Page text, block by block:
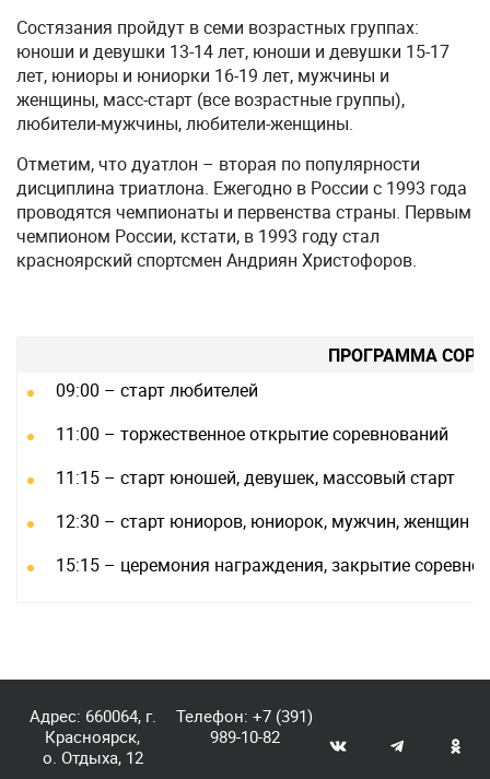
Состязания пройдут в семи возрастных группах:
юноши и девушки 13-14 лет, юноши и девушки 15-17
лет, юниоры и юниорки 16-19 лет, мужчины и
женщины, масс-старт (все возрастные группы),
любители-мужчины, любители-женщины.
Отметим, что дуатлон – вторая по популярности
дисциплина триатлона. Ежегодно в России с 1993 года
проводятся чемпионаты и первенства страны. Первым
чемпионом России, кстати, в 1993 году стал
красноярский спортсмен Андриян Христофоров.
ПРОГРАММА
09:00 – старт любителей
11:00 – торжественное открытие соревнований
11:15 – старт юношей, девушек, массовый старт
12:30 – старт юниоров, юниорок, мужчин, женщин
15:15 – церемония награждения, закрытие
Адрес: 660064, г.
Красноярск,
о. Отдыха, 12
Телефон:+7 (391)
989-10-82